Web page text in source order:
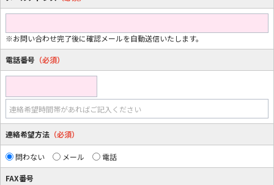
※お問い合わせ完了後に確認メールを自動送信いたします。
電話番号 （必須）
連絡希望時間帯があればご記入ください
連絡希望方法 （必須）
問わない メール 電話
FAX番号